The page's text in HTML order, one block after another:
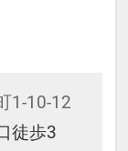
1-10-12
徒歩3